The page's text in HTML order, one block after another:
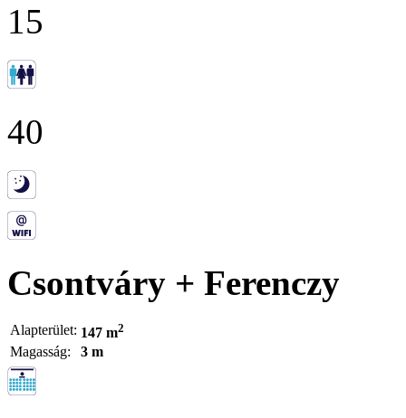
15
40
Csontváry + Ferenczy
Alapterület: 147 m2
Magasság: 3 m